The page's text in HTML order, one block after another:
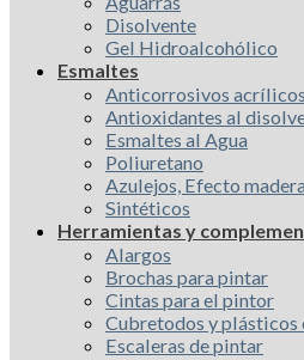
Disolvente
Gel Hidroalcohólico
Esmaltes
Anticorrosivos acrílicos
Antioxidantes al
Esmaltes al Agua
Poliuretano
Azulejos, Efecto
Sintéticos
Herramientas y
Alargos
Brochas para pintar
Cintas para el pintor
Cubretodos y plásticos
Escaleras de pintar